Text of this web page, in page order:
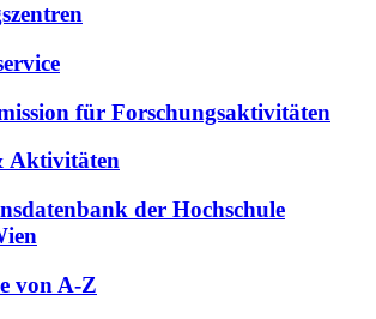
für Forschungsaktivitäten
Aktivitäten
der Hochschule
von A-Z